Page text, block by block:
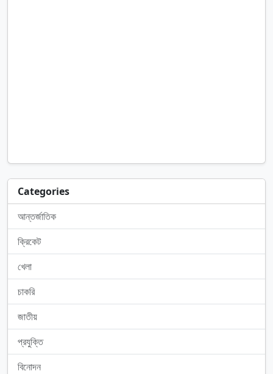
Categories
আন্তর্জাতিক
ক্রিকেট
খেলা
চাকরি
জাতীয়
প্রযুক্তি
বিনোদন